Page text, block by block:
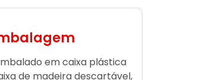
em caixa plástica
de madeira descartável,